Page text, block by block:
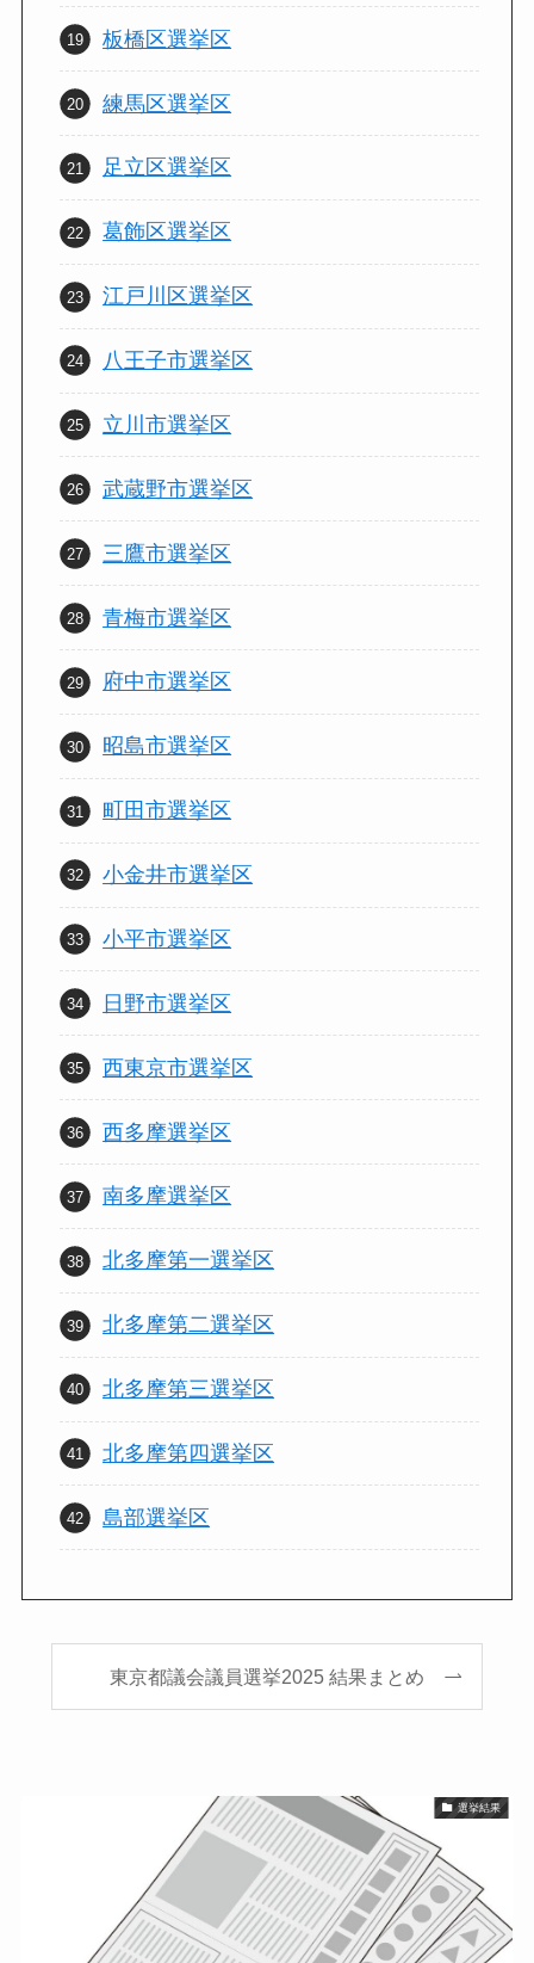
板橋区選挙区
練馬区選挙区
足立区選挙区
葛飾区選挙区
江戸川区選挙区
八王子市選挙区
立川市選挙区
武蔵野市選挙区
三鷹市選挙区
青梅市選挙区
府中市選挙区
昭島市選挙区
町田市選挙区
小金井市選挙区
小平市選挙区
日野市選挙区
西東京市選挙区
西多摩選挙区
南多摩選挙区
北多摩第一選挙区
北多摩第二選挙区
北多摩第三選挙区
北多摩第四選挙区
島部選挙区
東京都議会議員選挙2025 結果まとめ
選挙結果